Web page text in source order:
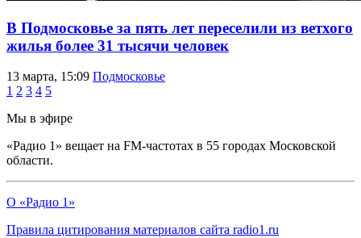
В Подмосковье за пять лет переселили из ветхого
жилья более 31 тысячи человек
13 марта, 15:09 Подмосковье
1 2 3 4 5
Мы в эфире
«Радио 1» вещает на FM-частотах в 55 городах Московской
области.
О «Радио 1»
Правила цитирования материалов сайта radio1.ru